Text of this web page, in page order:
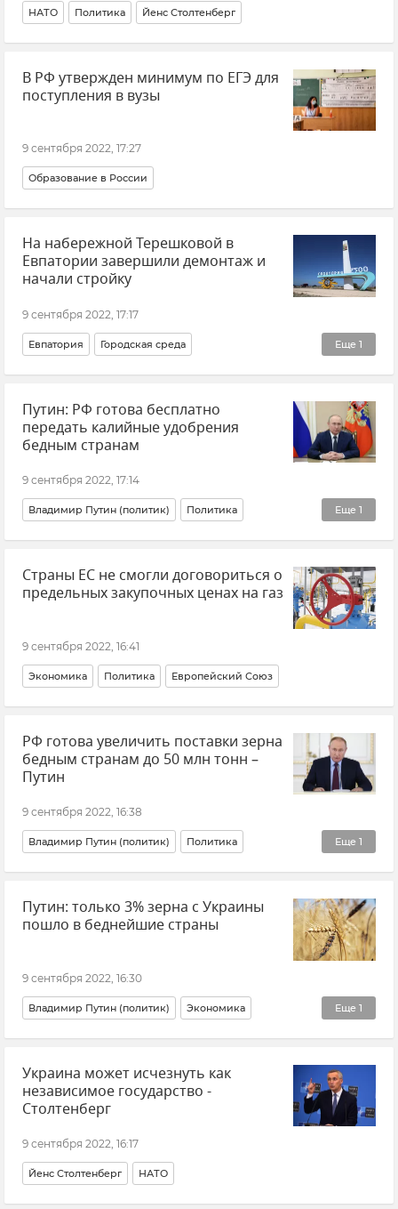
НАТО Политика Йенс Столтенберг
В РФ утвержден минимум по ЕГЭ для
поступления в вузы
9 сентября 2022, 17:27
Образование в России
На набережной Терешковой в
Евпатории завершили демонтаж и
начали стройку
9 сентября 2022, 17:17
Еще 1
Евпатория Городская среда
Реализация ФЦП в Крыму и Севастополе
Путин: РФ готова бесплатно
передать калийные удобрения
бедным странам
9 сентября 2022, 17:14
Еще 1
Владимир Путин (политик) Политика
Экономика
Страны ЕС не смогли договориться о
предельных закупочных ценах на газ
9 сентября 2022, 16:41
Экономика Политика Европейский Союз
РФ готова увеличить поставки зерна
бедным странам до 50 млн тонн –
Путин
9 сентября 2022, 16:38
Еще 1
Владимир Путин (политик) Политика
Экономика
Путин: только 3% зерна с Украины
пошло в беднейшие страны
9 сентября 2022, 16:30
Еще 1
Владимир Путин (политик) Экономика
Сельское хозяйство
Украина может исчезнуть как
независимое государство -
Столтенберг
9 сентября 2022, 16:17
Йенс Столтенберг НАТО